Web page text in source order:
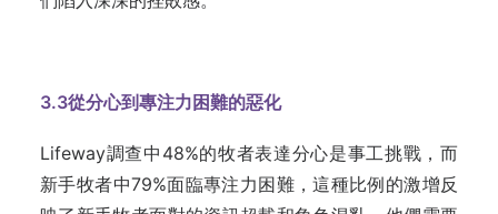
3.3從分心到專注力困難的惡化
Lifeway調查中48%的牧者表達分心是事工挑戰，而
新手牧者中79%面臨專注力困難，這種比例的激增反